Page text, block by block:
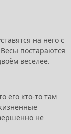
на него с
постараются
веселее.
его кто-то там
не